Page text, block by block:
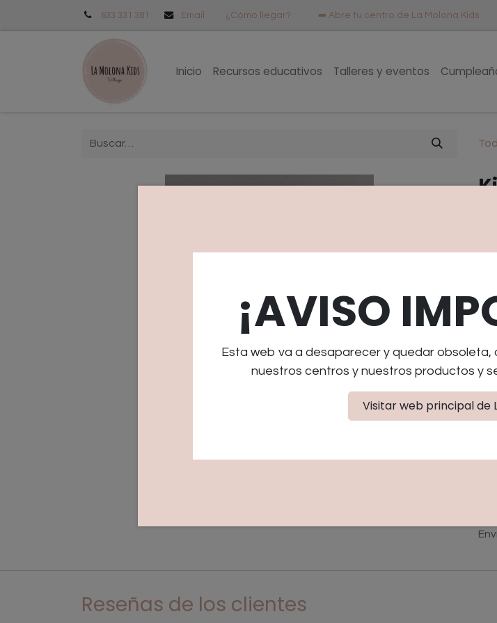
633 331 381 Email ¿Cómo llegar? ➡️ Abre tu centro de La Molona Kids
Inicio Recursos educativos Talleres y eventos
Se
Reseñas de los clientes
¡AVISO
Esta web va a desaparecer y quedar
nuestros centros y nuestros productos y
Visitar web principal de